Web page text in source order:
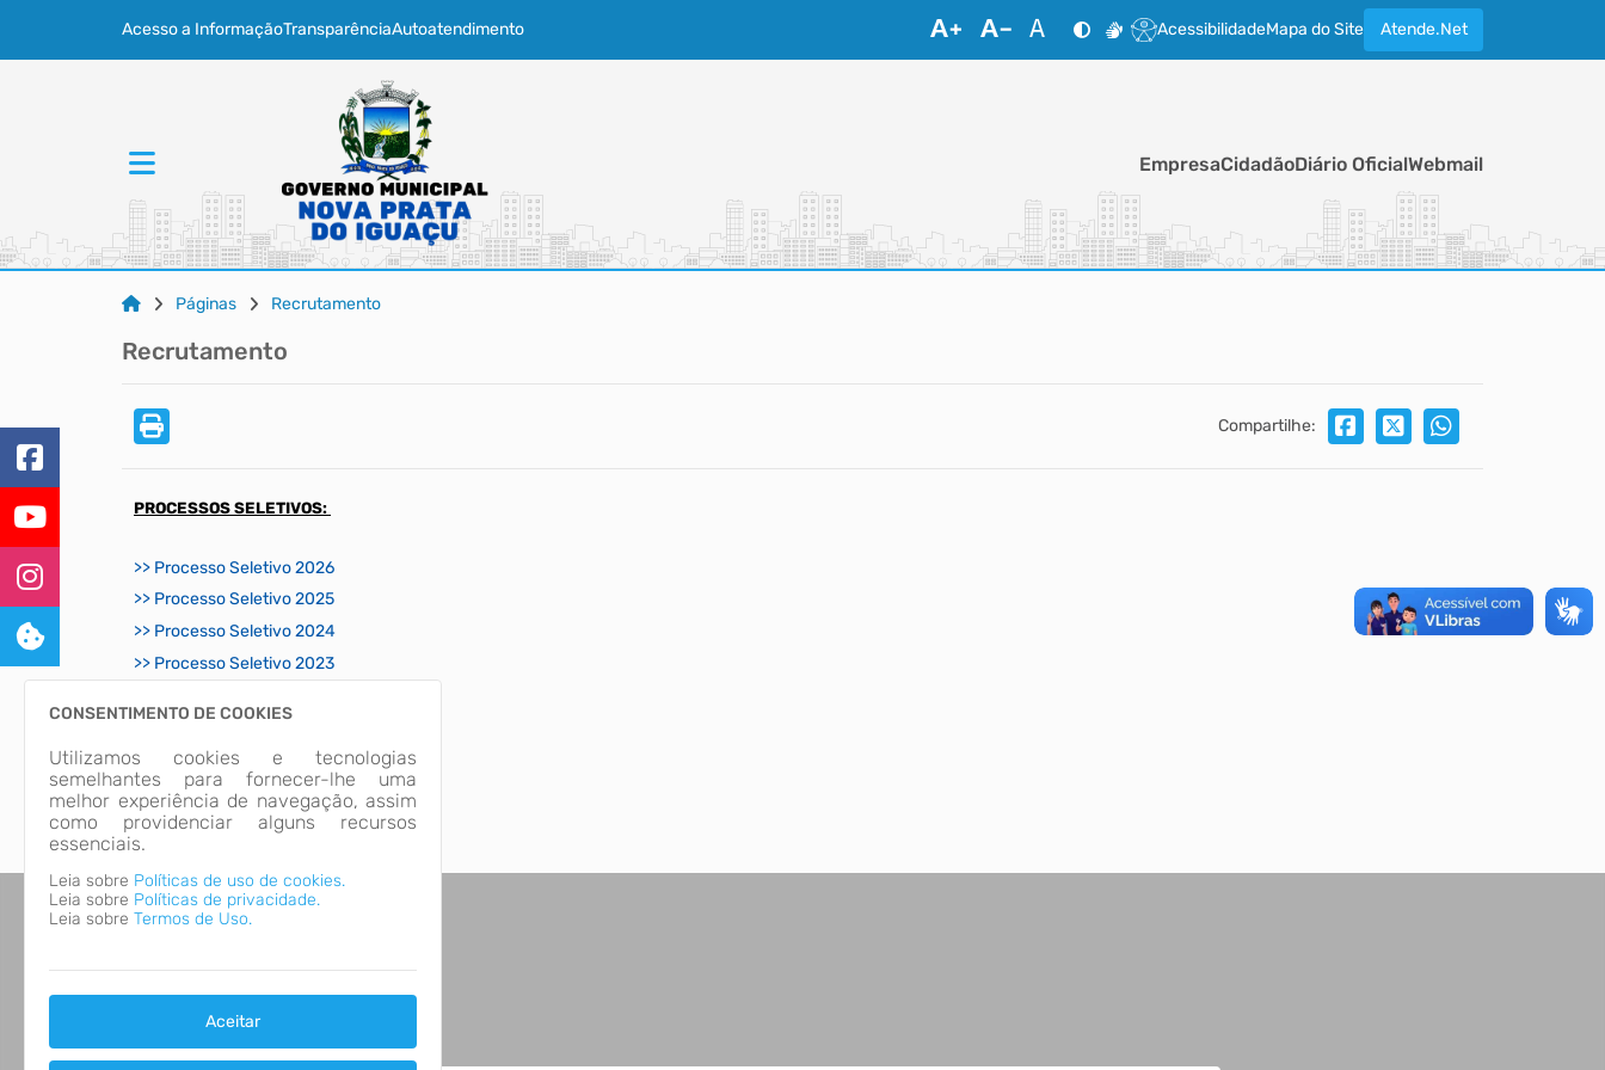
Acesso a InformaçãoTransparênciaAutoatendimento AcessibilidadeMapa do Site Atende.Net
EmpresaCidadãoDiário OficialWebmail
Páginas Recrutamento
Recrutamento
Compartilhe:
PROCESSOS SELETIVOS:
>> Processo Seletivo 2026
>> Processo Seletivo 2025
>> Processo Seletivo 2024
>> Processo Seletivo 2023
>> Concurso Público 2025
>> Concurso Público 2023
CONSENTIMENTO DE COOKIES
Utilizamos cookies e tecnologias
semelhantes para fornecer-lhe uma
melhor experiência de navegação, assim
como providenciar alguns recursos
essenciais.
Leia sobre Políticas de uso de cookies.
Leia sobre Políticas de privacidade.
Leia sobre Termos de Uso.
Aceitar